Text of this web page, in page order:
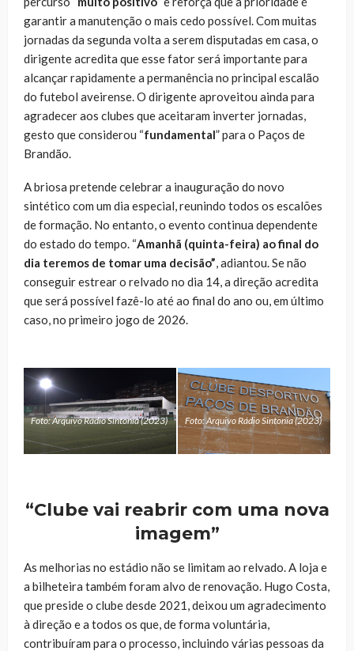
garantir a manutenção o mais cedo possível. Com muitas
jornadas da segunda volta a serem disputadas em casa, o
dirigente acredita que esse fator será importante para
alcançar rapidamente a permanência no principal escalão
do futebol aveirense. O dirigente aproveitou ainda para
agradecer aos clubes que aceitaram inverter jornadas,
gesto que considerou “fundamental” para o Paços de
Brandão.
A briosa pretende celebrar a inauguração do novo
sintético com um dia especial, reunindo todos os escalões
de formação. No entanto, o evento continua dependente
do estado do tempo. “Amanhã (quinta-feira) ao final do
dia teremos de tomar uma decisão”, adiantou. Se não
conseguir estrear o relvado no dia 14, a direção acredita
que será possível fazê-lo até ao final do ano ou, em último
caso, no primeiro jogo de 2026.
Foto: Arquivo Rádio Sintonia (2023) Foto: Arquivo Rádio Sintonia (2023)
“Clube vai reabrir com uma nova
imagem”
As melhorias no estádio não se limitam ao relvado. A loja e
a bilheteira também foram alvo de renovação. Hugo Costa,
que preside o clube desde 2021, deixou um agradecimento
à direção e a todos os que, de forma voluntária,
contribuíram para o processo, incluindo várias pessoas da